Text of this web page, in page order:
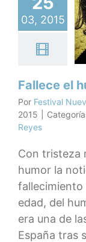
03, 2015
el
Reyes
Fallece el
Por Festival
2015
Reyes
Con tristeza
humor la
fallecimiento
edad, del
era una de
España tras